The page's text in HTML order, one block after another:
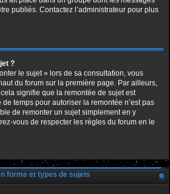
publiés. Contactez l’administrateur pour plus
?
le sujet » lors de sa consultation, vous
du forum sur la première page. Par ailleurs,
signifie que la remontée de sujet est
temps pour autoriser la remontée n’est pas
de remonter un sujet simplement en y
vous de respecter les règles du forum en le
forme et types de sujets